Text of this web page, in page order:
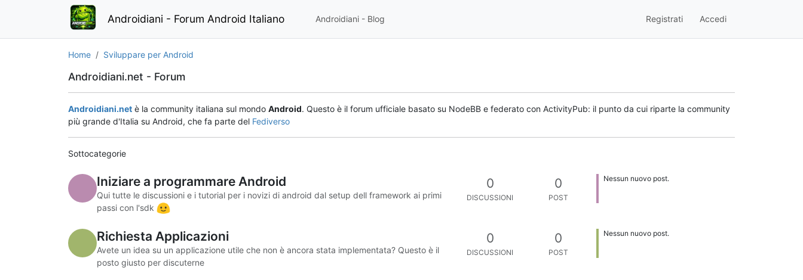
Androidiani - Forum Android Italiano Androidiani - Blog Registrati Accedi
Home Sviluppare per Android
Androidiani.net - Forum
Androidiani.net è la community italiana sul mondo Android. Questo è il forum ufficiale basato su NodeBB e federato con ActivityPub: il punto da cui riparte la community
più grande d'Italia su Android, che fa parte del Fediverso
Sottocategorie
Iniziare a programmare Android
Qui tutte le discussioni e i tutorial per i novizi di android dal setup dell framework ai primi
passi con l'sdk
0
DISCUSSIONI
0
POST
Nessun nuovo post.
Richiesta Applicazioni
Avete un idea su un applicazione utile che non è ancora stata implementata? Questo è il
posto giusto per discuterne
0
DISCUSSIONI
0
POST
Nessun nuovo post.